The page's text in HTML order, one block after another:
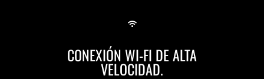
CONEXIÓN WI-FI DE ALTA
VELOCIDAD.